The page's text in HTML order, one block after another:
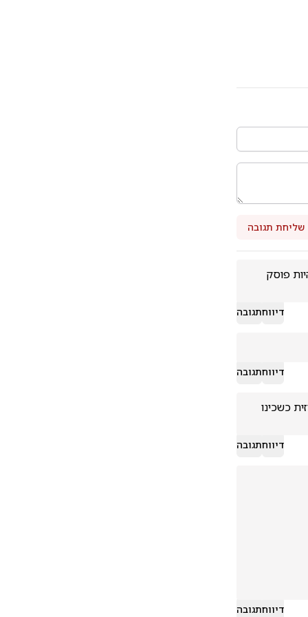
שליחת תגובה
דיווחתגובה
דיווחתגובה
הוא מעולם לא כינה אותם "אחים שלנו". אחים הם רק יהודים. בילבלו את העדה הדרוזית כשכינו
דיווחתגובה
דיווחתגובה